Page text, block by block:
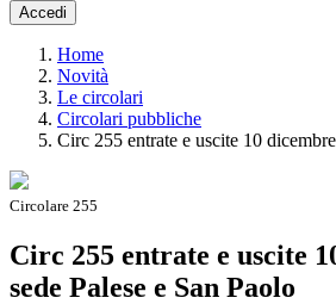
Accedi
Home
Novità
Le circolari
Circolari pubbliche
Circ 255 entrate e uscite 10
Circolare 255
Circ 255 entrate e uscite
sede Palese e San Paolo